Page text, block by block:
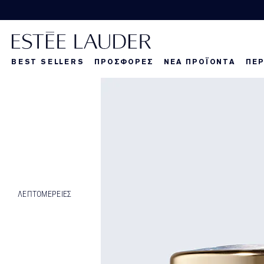
BEST SELLERS ΠΡΟΣΦΟΡΕΣ ΝΕΑ ΠΡΟΪΟΝΤΑ
ΛΕΠΤΟΜΕΡΕΙΕΣ